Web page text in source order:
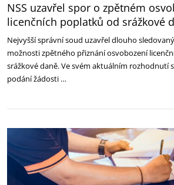
NSS uzavřel spor o zpětném
licenčních poplatků od srážkové
Nejvyšší správní soud uzavřel dlouho
možnosti zpětného přiznání osvobození
srážkové daně. Ve svém aktuálním rozhodnutí
podání žádosti …